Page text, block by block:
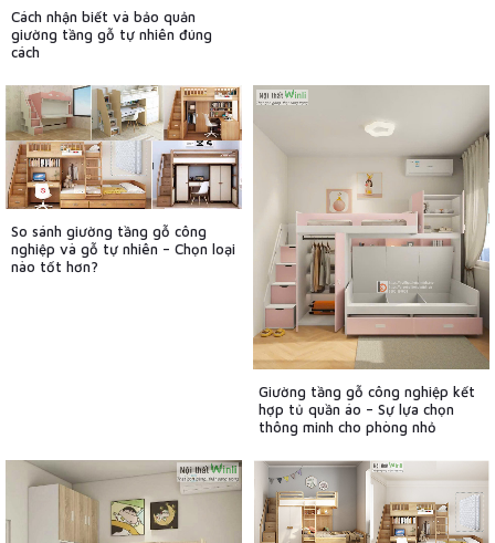
Cách nhận biết và bảo quản
giường tầng gỗ tự nhiên đúng
cách
So sánh giường tầng gỗ công
nghiệp và gỗ tự nhiên – Chọn loại
nào tốt hơn?
Giường tầng gỗ công nghiệp kết
hợp tủ quần áo – Sự lựa chọn
thông minh cho phòng nhỏ